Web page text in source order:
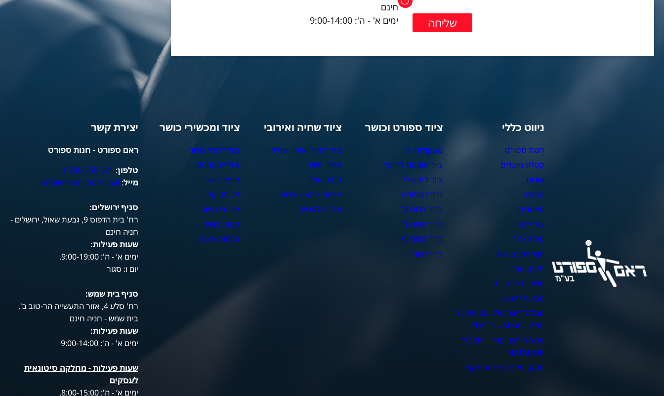
חינם
ימים א' - ה': 9:00-14:00
ניווט כללי
חנות ספורט
קטלוג מוצרים
אודות
סניפים
מאמרים
צור קשר
מפת אתר
הצהרת נגישות
תקנון אתר
מדיניות פרטיות
מבצעי השבוע
מסלול ריצה פלטינום YORK
PLATINUM GEL R-90
מסלול ריצה מטדור YORK
MATADOR
מתקן סל זוגי נייד ומתקפל
ציוד ספורט וכושר
משקולות יד
ציוד אומנות לחימה
ציוד ג'ימבורי
כדורי ספורט
כדור כדורסל
כדור כדורגל
כדור כדורעף
כדורי כוח
ציוד שחיה ואירובי
ציוד לימוד ואימון שחיה
כדורי פיזיו
מזרני אימון
אביזרי כושר ואירובי
ציוד פילאטיס
ציוד ומכשירי כושר
ציוד לחדר כושר
ציוד למאמנים
אופני כושר
אליפטיקל
אביזרי כושר
ספות כושר
כפפות אימון
יצירת קשר
ראם ספורט - חנות ספורט
טלפון:
1-700-555-321
מייל:
info@reemsport.co.il
סניף ירושלים:
רח' בית הדפוס 9, גבעת שאול, ירושלים -
חניה חינם
שעות פעילות:
ימים א’ - ה': 9:00-19:00.
יום ו: סגור
סניף בית שמש:
רח' סלע 4, אזור התעשייה הר-טוב ב',
בית שמש - חניה חינם
שעות פעילות:
ימים א' - ה': 9:00-14:00
שעות פעילות - מחלקה סיטונאית
לעסקים
ימים א’ - ה': 8:00-15:00.